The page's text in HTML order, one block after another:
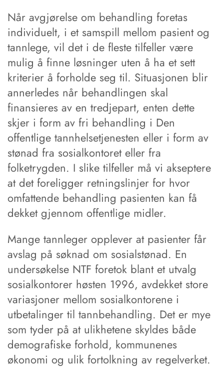
Når avgjørelse om behandling foretas
individuelt, i et samspill mellom pasient og
tannlege, vil det i de fleste tilfeller være
mulig å finne løsninger uten å ha et sett
kriterier å forholde seg til. Situasjonen blir
annerledes når behandlingen skal
finansieres av en tredjepart, enten dette
skjer i form av fri behandling i Den
offentlige tannhelsetjenesten eller i form av
stønad fra sosialkontoret eller fra
folketrygden. I slike tilfeller må vi akseptere
at det foreligger retningslinjer for hvor
omfattende behandling pasienten kan få
dekket gjennom offentlige midler.
Mange tannleger opplever at pasienter får
avslag på søknad om sosialstønad. En
undersøkelse NTF foretok blant et utvalg
sosialkontorer høsten 1996, avdekket store
variasjoner mellom sosialkontorene i
utbetalinger til tannbehandling. Det er mye
som tyder på at ulikhetene skyldes både
demografiske forhold, kommunenes
økonomi og ulik fortolkning av regelverket.